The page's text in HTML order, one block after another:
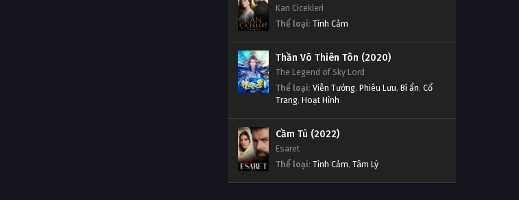
Kan Cicekleri
Thể loại: Tình Cảm
Thần Võ Thiên Tôn (2020)
The Legend of Sky Lord
Thể loại: Viễn Tưởng, Phiêu Lưu, Bí ẩn, Cổ
Trang, Hoạt Hình
Cầm Tù (2022)
Esaret
Thể loại: Tình Cảm, Tâm Lý